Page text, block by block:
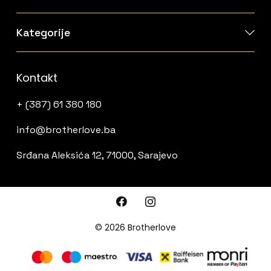
Kategorije
Kontakt
+ (387) 61 380 180
info@brotherlove.ba
Srđana Aleksića 12, 71000, Sarajevo
© 2026 Brotherlove